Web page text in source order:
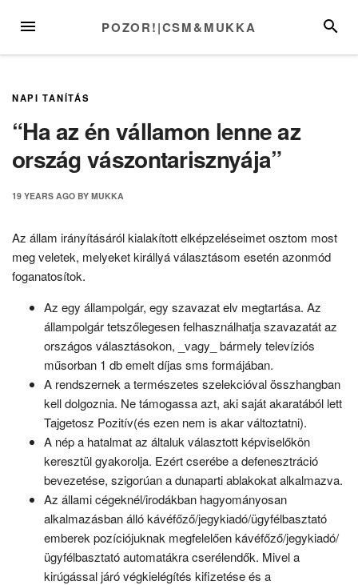
MENU POZOR!|CSM&MUKKA
NAPI TANÍTÁS
“Ha az én vállamon lenne az
ország vászontarisznyája”
19 YEARS AGO BY MUKKA
Az állam irányításáról kialakított elképzeléseimet osztom most
meg veletek, melyeket királlyá választásom esetén azonmód
foganatosítok.
Az egy állampolgár, egy szavazat elv megtartása. Az
állampolgár tetszőlegesen felhasználhatja szavazatát az
országos választásokon, _vagy_ bármely televíziós
műsorban 1 db emelt díjas sms formájában.
A rendszernek a természetes szelekcióval összhangban
kell dolgoznia. Ne támogassa azt, aki saját akaratából lett
Tajgetosz Pozitív(és ezen nem is akar változtatni).
A nép a hatalmat az általuk választott képviselőkön
keresztül gyakorolja. Ezért cserébe a defenesztráció
bevezetése, szigorúan a dunaparti ablakokat alkalmazva.
Az állami cégeknél/irodákban hagyományosan
alkalmazásban álló kávéfőző/jegykiadó/ügyfélbasztató
emberek pozíciójuknak megfelelően kávéfőző/jegykiadó/
ügyfélbasztató automatákra cserélendők. Mivel a
kirúgással járó végkielégítés kifizetése és a